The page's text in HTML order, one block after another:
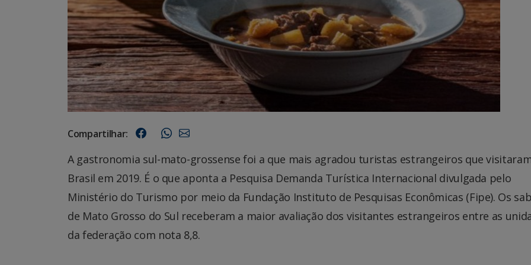
Compartilhar:
A gastronomia sul-mato-grossense foi a que mais agradou turistas estrangeiros que
Brasil em 2019. É o que aponta a Pesquisa Demanda Turística Internacional divulgada pelo
Ministério do Turismo por meio da Fundação Instituto de Pesquisas Econômicas (Fipe). Os
de Mato Grosso do Sul receberam a maior avaliação dos visitantes estrangeiros entre as
da federação com nota 8,8.